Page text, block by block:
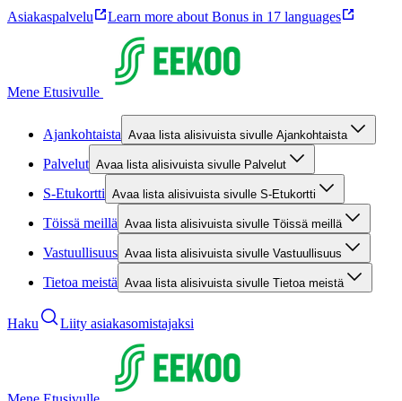
Asiakaspalvelu Learn more about Bonus in 17 languages
Mene Etusivulle
Ajankohtaista Avaa lista alisivuista sivulle Ajankohtaista
Palvelut Avaa lista alisivuista sivulle Palvelut
S-Etukortti Avaa lista alisivuista sivulle S-Etukortti
Töissä meillä Avaa lista alisivuista sivulle Töissä meillä
Vastuullisuus Avaa lista alisivuista sivulle Vastuullisuus
Tietoa meistä Avaa lista alisivuista sivulle Tietoa meistä
Haku Liity asiakasomistajaksi